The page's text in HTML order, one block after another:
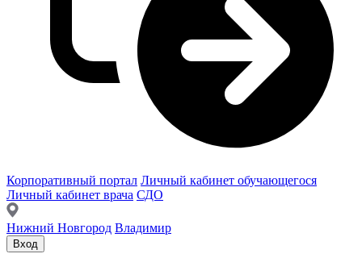
Корпоративный портал Личный кабинет обучающегося
Личный кабинет врача СДО
Нижний Новгород Владимир
Вход